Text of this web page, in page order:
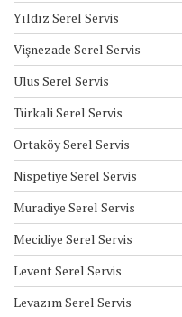
Yıldız Serel Servis
Vişnezade Serel Servis
Ulus Serel Servis
Türkali Serel Servis
Ortaköy Serel Servis
Nispetiye Serel Servis
Muradiye Serel Servis
Mecidiye Serel Servis
Levent Serel Servis
Levazım Serel Servis